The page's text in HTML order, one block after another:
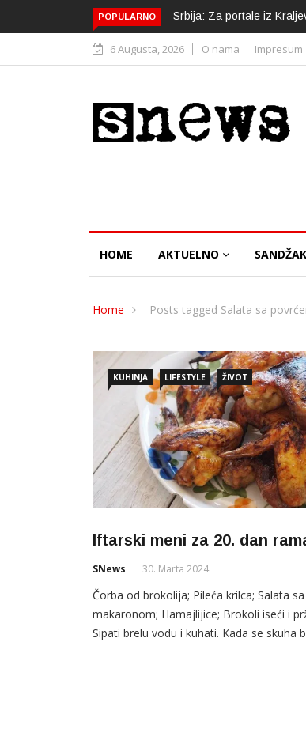
POPULARNO Srbija: Za portale iz
6 Augusta, 2026 O nama Impresum
HOME AKTUELNO SANDŽAK
Home Posts tagged Salata sa
KUHINJA LIFESTYLE ŽIVOT
Iftarski meni za 20. dan
SNews 30. Marta 2024.
Čorba od brokolija; Pileća krilca; Salata
makaronom; Hamajlijice; Brokoli iseći i
Sipati brelu vodu i kuhati. Kada se skuha